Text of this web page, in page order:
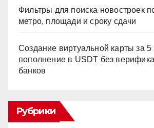
Фильтры для поиска новостроек
метро, площади и сроку сдачи
Создание виртуальной карты за 5
пополнение в USDT без
банков
Рубрики